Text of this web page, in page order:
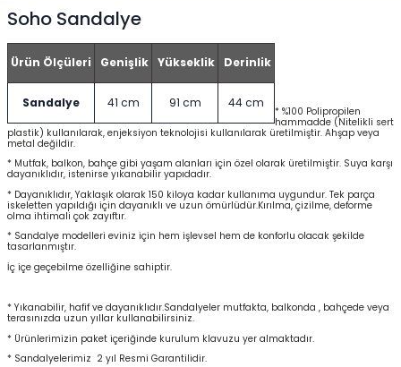
Soho Sandalye
Ürün Ölçüleri Genişlik Yükseklik Derinlik
Sandalye 41 cm 91 cm 44 cm
* %100 Polipropilen
hammadde (Nitelikli sert
plastik) kullanılarak, enjeksiyon teknolojisi kullanılarak üretilmiştir. Ahşap veya
metal değildir.
* Mutfak, balkon, bahçe gibi yaşam alanları için özel olarak üretilmiştir. Suya karşı
dayanıklıdır, istenirse yıkanabilir yapıdadır.
* Dayanıklıdır, Yaklaşık olarak 150 kiloya kadar kullanıma uygundur. Tek parça
iskeletten yapıldığı için dayanıklı ve uzun ömürlüdür.Kırılma, çizilme, deforme
olma ihtimali çok zayıftır.
* Sandalye modelleri eviniz için hem işlevsel hem de konforlu olacak şekilde
tasarlanmıştır.
İç içe geçebilme özelliğine sahiptir.
* Yıkanabilir, hafif ve dayanıklıdır.Sandalyeler mutfakta, balkonda , bahçede veya
terasınızda uzun yıllar kullanabilirsiniz.
* Ürünlerimizin paket içeriğinde kurulum klavuzu yer almaktadır.
* Sandalyelerimiz 2 yıl Resmi Garantilidir.